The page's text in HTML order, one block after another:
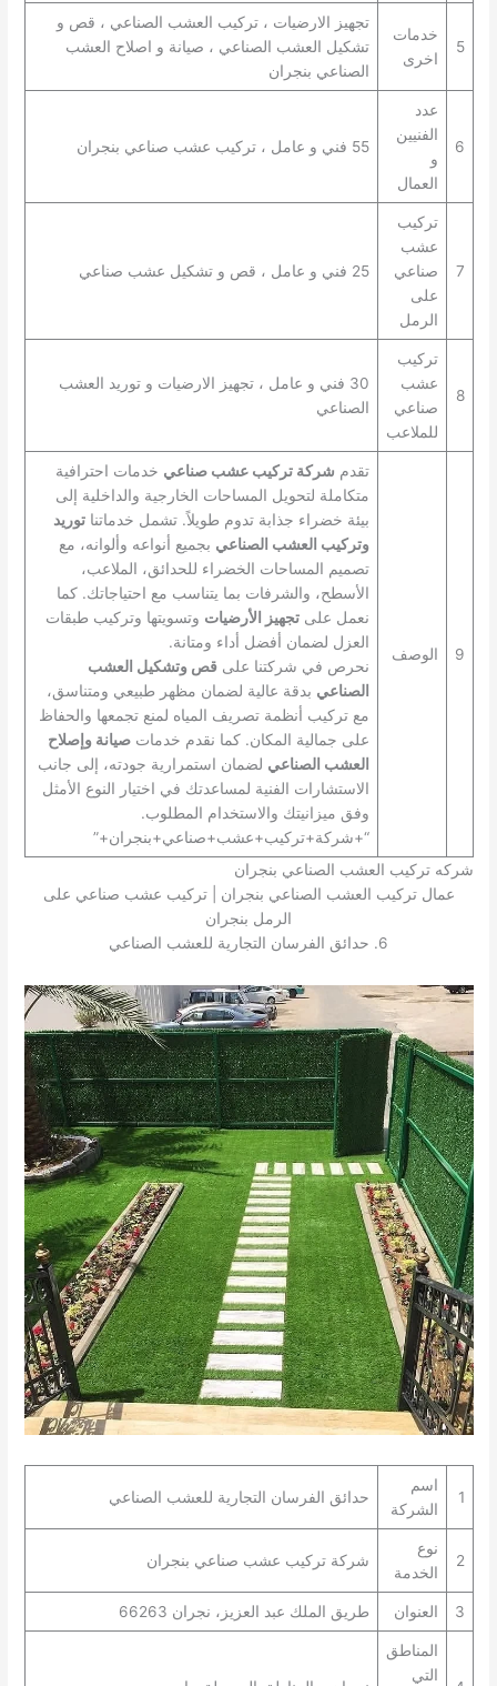
5
خدمات
اخرى
تجهيز الارضيات ، تركيب العشب الصناعي ، قص و
تشكيل العشب الصناعي ، صيانة و اصلاح العشب
الصناعي بنجران
6
عدد
الفنيين
و
العمال
55 فني و عامل ، تركيب عشب صناعي بنجران
7
تركيب
عشب
صناعي
على
الرمل
25 فني و عامل ، قص و تشكيل عشب صناعي
8
تركيب
عشب
صناعي
للملاعب
30 فني و عامل ، تجهيز الارضيات و توريد العشب
الصناعي
9 الوصف
تقدم شركة تركيب عشب صناعي خدمات احترافية
متكاملة لتحويل المساحات الخارجية والداخلية إلى
بيئة خضراء جذابة تدوم طويلاً. تشمل خدماتنا توريد
وتركيب العشب الصناعي بجميع أنواعه وألوانه، مع
تصميم المساحات الخضراء للحدائق، الملاعب،
الأسطح، والشرفات بما يتناسب مع احتياجاتك. كما
نعمل على تجهيز الأرضيات وتسويتها وتركيب طبقات
العزل لضمان أفضل أداء ومتانة.
نحرص في شركتنا على قص وتشكيل العشب
الصناعي بدقة عالية لضمان مظهر طبيعي ومتناسق،
مع تركيب أنظمة تصريف المياه لمنع تجمعها والحفاظ
على جمالية المكان. كما نقدم خدمات صيانة وإصلاح
العشب الصناعي لضمان استمرارية جودته، إلى جانب
الاستشارات الفنية لمساعدتك في اختيار النوع الأمثل
وفق ميزانيتك والاستخدام المطلوب.
“+شركة+تركيب+عشب+صناعي+بنجران+”
شركه تركيب العشب الصناعي بنجران
عمال تركيب العشب الصناعي بنجران | تركيب عشب صناعي على
الرمل بنجران
6. حدائق الفرسان التجارية للعشب الصناعي
1
اسم
الشركة
حدائق الفرسان التجارية للعشب الصناعي
2
نوع
الخدمة
شركة تركيب عشب صناعي بنجران
3 العنوان طريق الملك عبد العزيز، نجران 66263
المناطق
التي